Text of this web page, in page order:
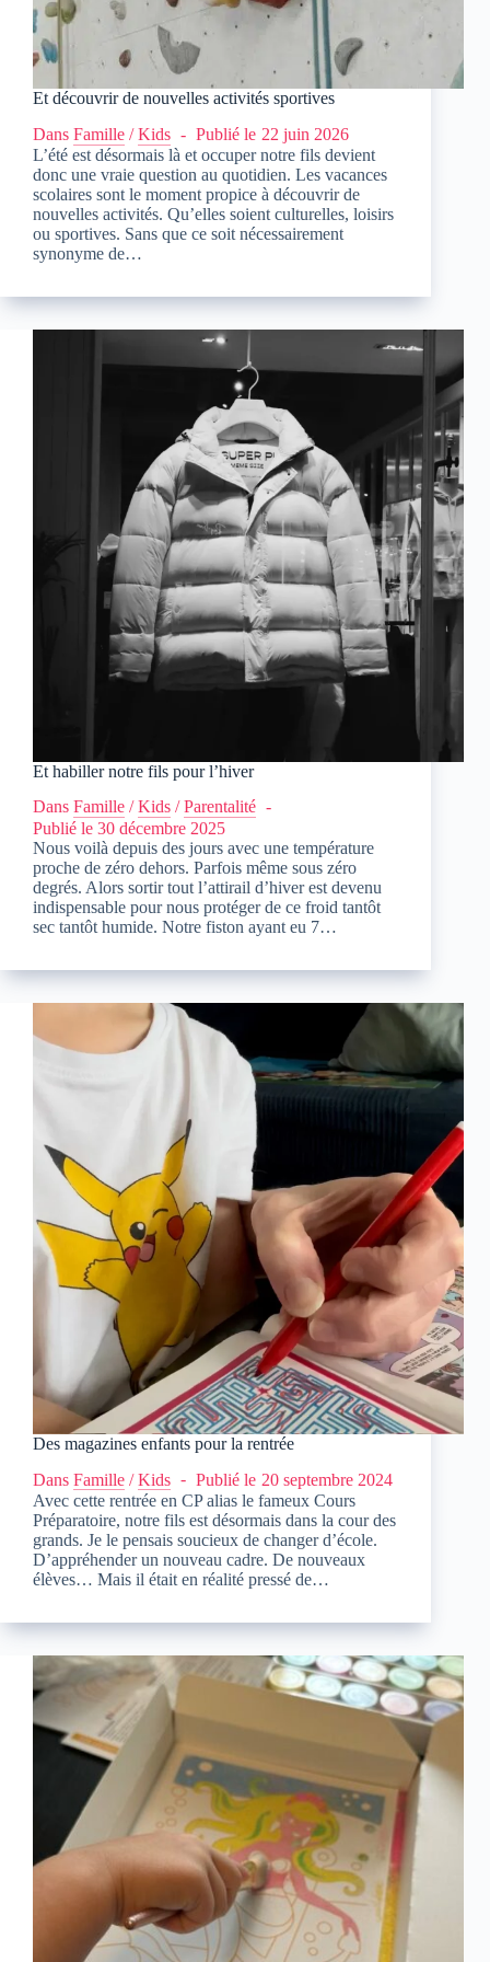
Et découvrir de nouvelles activités sportives
Dans Famille /Kids Publié le 22 juin 2026
L’été est désormais là et occuper notre fils devient
donc une vraie question au quotidien. Les vacances
scolaires sont le moment propice à découvrir de
nouvelles activités. Qu’elles soient culturelles, loisirs
ou sportives. Sans que ce soit nécessairement
synonyme de…
Et habiller notre fils pour l’hiver
Dans Famille /Kids /Parentalité
Publié le 30 décembre 2025
Nous voilà depuis des jours avec une température
proche de zéro dehors. Parfois même sous zéro
degrés. Alors sortir tout l’attirail d’hiver est devenu
indispensable pour nous protéger de ce froid tantôt
sec tantôt humide. Notre fiston ayant eu 7…
Des magazines enfants pour la rentrée
Dans Famille /Kids Publié le 20 septembre 2024
Avec cette rentrée en CP alias le fameux Cours
Préparatoire, notre fils est désormais dans la cour des
grands. Je le pensais soucieux de changer d’école.
D’appréhender un nouveau cadre. De nouveaux
élèves… Mais il était en réalité pressé de…